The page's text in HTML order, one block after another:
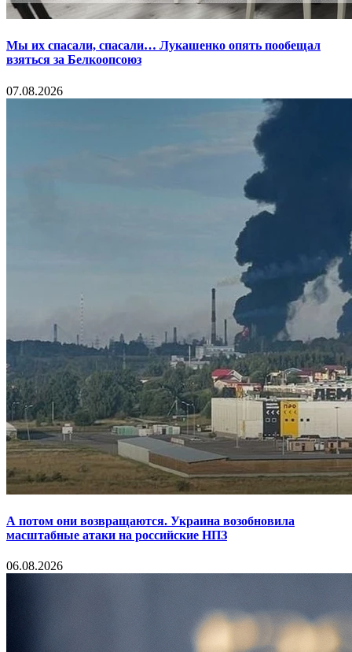
Мы их спасали, спасали… Лукашенко опять пообещал
взяться за Белкоопсоюз
07.08.2026
А потом они возвращаются. Украина возобновила
масштабные атаки на российские НПЗ
06.08.2026